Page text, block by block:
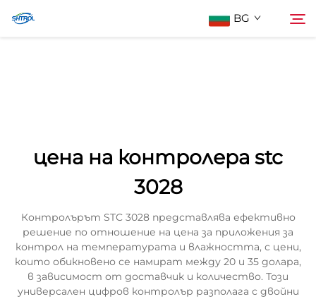
BG
Контактирайте Нас
цена на контролера stc
3028
Контролърът STC 3028 представлява ефективно
решение по отношение на цена за приложения за
контрол на температурата и влажността, с цени,
които обикновено се намират между 20 и 35 долара,
в зависимост от доставчик и количество. Този
универсален цифров контролър разполага с двойни